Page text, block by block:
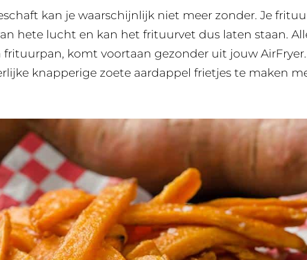
kan je waarschijnlijk niet meer zonder. Je
hete lucht en kan het frituurvet dus laten staan.
komt voortaan gezonder uit jouw
knapperige zoete aardappel frietjes te maken